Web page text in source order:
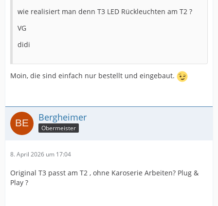
wie realisiert man denn T3 LED Rückleuchten am T2 ?
VG
didi
Moin, die sind einfach nur bestellt und eingebaut.
Bergheimer
Obermeister
8. April 2026 um 17:04
Original T3 passt am T2 , ohne Karoserie Arbeiten? Plug &
Play ?